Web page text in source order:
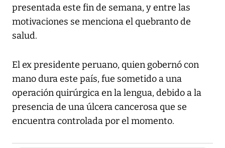
presentada este fin de semana, y entre las
motivaciones se menciona el quebranto de
salud.
El ex presidente peruano, quien gobernó con
mano dura este país, fue sometido a una
operación quirúrgica en la lengua, debido a la
presencia de una úlcera cancerosa que se
encuentra controlada por el momento.